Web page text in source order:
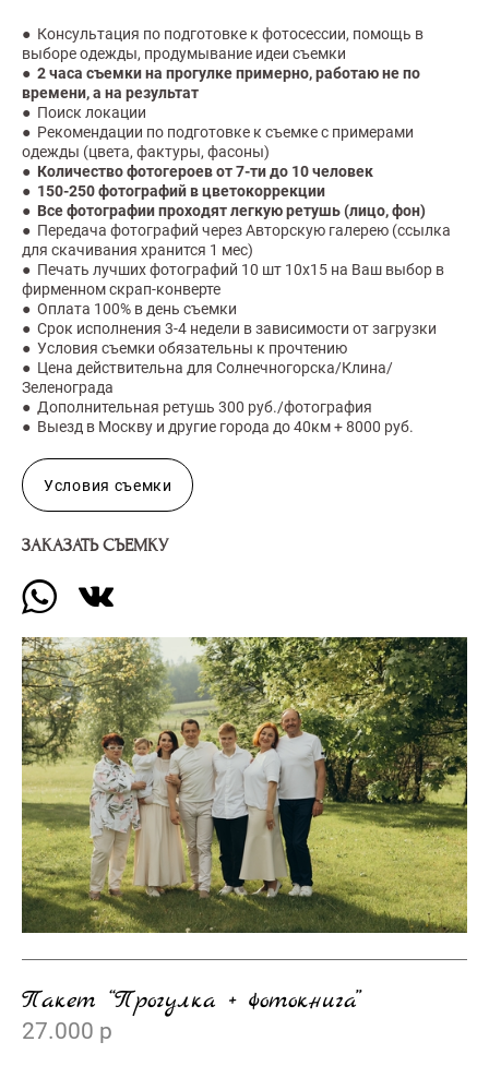
● Консультация по подготовке к фотосессии, помощь в
выборе одежды, продумывание идеи съемки
● 2 часа съемки на прогулке примерно, работаю не по
времени, а на результат
● Поиск локации
● Рекомендации по подготовке к съемке с примерами
одежды (цвета, фактуры, фасоны)
● Количество фотогероев от 7-ти до 10 человек
● 150-250 фотографий в цветокоррекции
● Все фотографии проходят легкую ретушь (лицо, фон)
● Передача фотографий через Авторскую галерею (ссылка
для скачивания хранится 1 мес)
● Печать лучших фотографий 10 шт 10х15 на Ваш выбор в
фирменном скрап-конверте
● Оплата 100% в день съемки
● Срок исполнения 3-4 недели в зависимости от загрузки
● Условия съемки обязательны к прочтению
● Цена действительна для Солнечногорска/Клина/
Зеленограда
● Дополнительная ретушь 300 руб./фотография
● Выезд в Москву и другие города до 40км + 8000 руб.
Условия съемки
ЗАКАЗАТЬ СЪЕМКУ
Пакет “Прогулка + фотокнига”
27.000 р